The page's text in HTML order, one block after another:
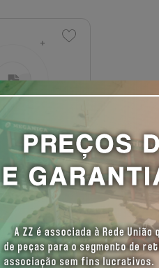
Bomba Combustivel